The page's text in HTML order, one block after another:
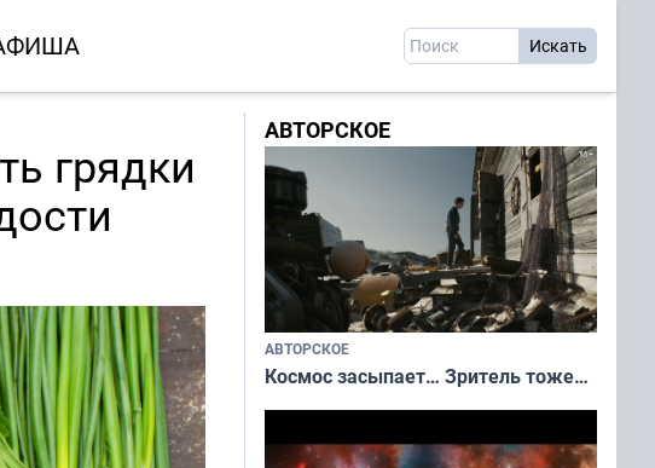
грядки
АВТОРСКОЕ
АВТОРСКОЕ
Космос засыпает… Зритель тоже…